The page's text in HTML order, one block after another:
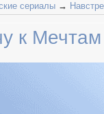
сериалы →
к Мечтам